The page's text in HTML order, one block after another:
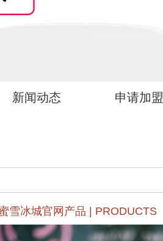
新闻动态 申请加盟
雪冰城官网产品 | PRODUCTS